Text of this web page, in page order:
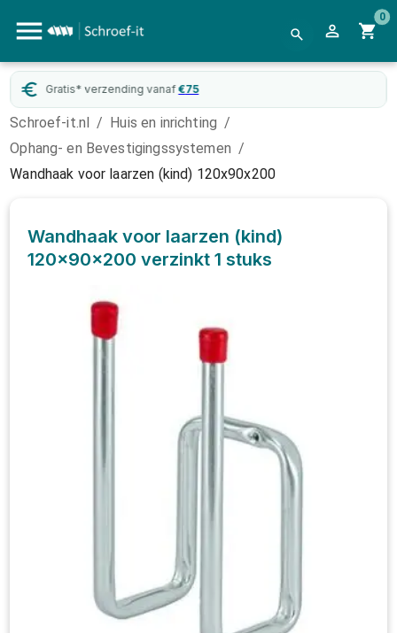
0
Gratis* verzending vanaf €75
Schroef-it.nl / Huis en inrichting /
Ophang- en Bevestigingssystemen /
Wandhaak voor laarzen (kind) 120x90x200
Wandhaak voor laarzen (kind)
120x90x200 verzinkt 1 stuks